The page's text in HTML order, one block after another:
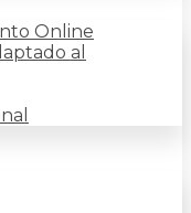
Online
al